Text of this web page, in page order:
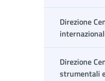
Direzione
Direzione
strumentali